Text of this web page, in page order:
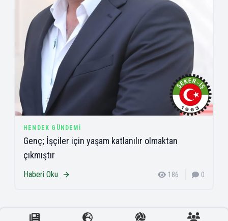
HENDEK GÜNDEMI
Genç; İşçiler için yaşam katlanılır olmaktan
çıkmıştır
Haberi Oku 186 0